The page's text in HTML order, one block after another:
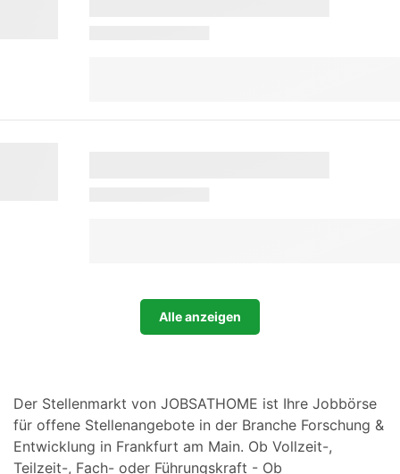
Alle anzeigen
Der Stellenmarkt von JOBSATHOME ist Ihre Jobbörse
für offene Stellenangebote in der Branche Forschung &
Entwicklung in Frankfurt am Main. Ob Vollzeit-,
Teilzeit-, Fach- oder Führungskraft - Ob